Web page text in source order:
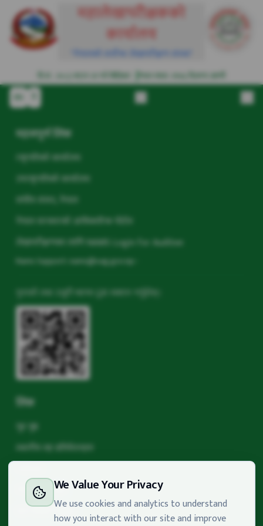
महालेखापरीक्षकको
कार्यालय
"नेपालको सर्वोच्च लेखापरीक्षण संस्था"
वि.सं : २०८३ साउन २१ गते बिहिबार
नेपाल संवत: ११४६ दिलागा अष्टमी
EN
We Value Your Privacy
We use cookies and analytics to understand
how you interact with our site and improve
महत्वपूर्ण लिंक
राष्ट्रपतिको कार्यालय
उपराष्ट्रपतिको कार्यालय
संघीय संसद, नेपाल
नेपाल सरकारको आधिकारिक पोर्टल
लेखापरीक्षणका लागि NAMS Login for Auditee
Nams Support: nams@oag.gov.np:-
गुनासो तथा उजुरी भएमा QR स्क्यान गर्नुहोस्।
लिंक
गृह पृष्ठ
स्थानीय तह प्रतिवेदनहरु
गोपनीयता नीति
प्राय सोधिने प्रश्नहरू